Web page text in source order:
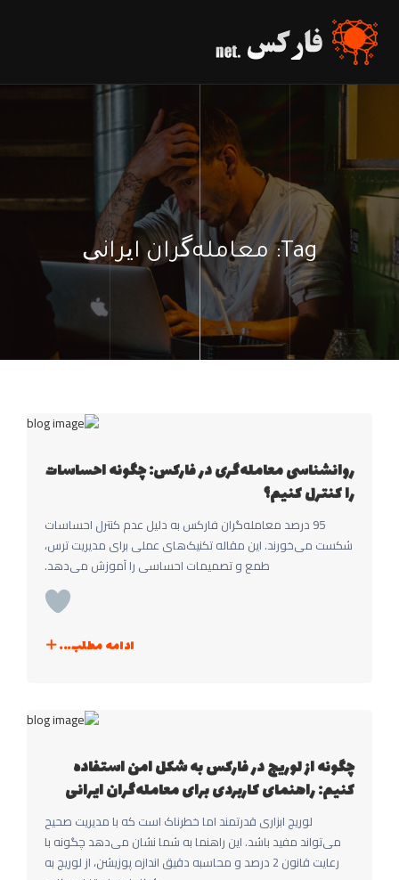
Tag: معامله‌گران ایرانی
روانشناسی معامله‌گری در فارکس: چگونه احساسات
را کنترل کنیم؟
95 درصد معامله‌گران فارکس به دلیل عدم کنترل احساسات
شکست می‌خورند. این مقاله تکنیک‌های عملی برای مدیریت ترس،
طمع و تصمیمات احساسی را آموزش می‌دهد.
ادامه مطلب...
چگونه از لوریج در فارکس به شکل امن استفاده
کنیم: راهنمای کاربردی برای معامله‌گران ایرانی
لوریج ابزاری قدرتمند اما خطرناک است که با مدیریت صحیح
می‌تواند مفید باشد. این راهنما به شما نشان می‌دهد چگونه با
رعایت قانون 2 درصد و محاسبه دقیق اندازه پوزیشن، از لوریج به